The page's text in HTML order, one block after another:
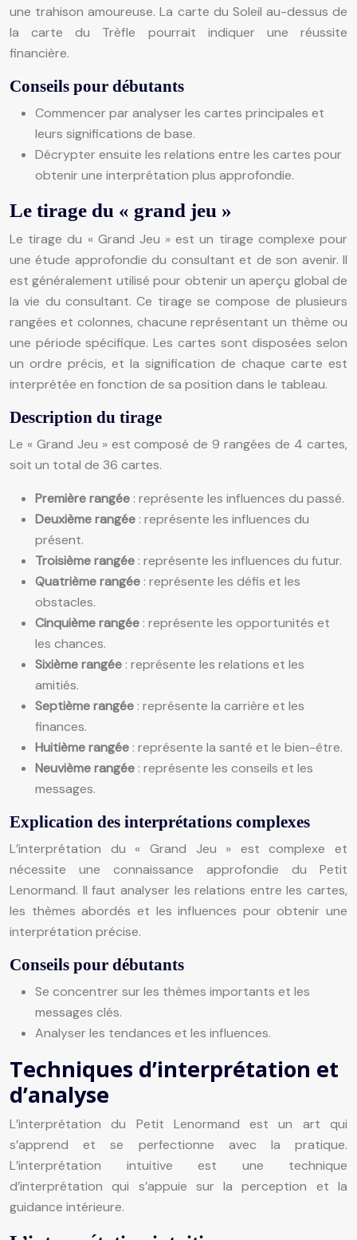
une trahison amoureuse. La carte du Soleil au-dessus de
la carte du Trèfle pourrait indiquer une réussite
financière.
Conseils pour débutants
Commencer par analyser les cartes principales et
leurs significations de base.
Décrypter ensuite les relations entre les cartes pour
obtenir une interprétation plus approfondie.
Le tirage du « grand jeu »
Le tirage du « Grand Jeu » est un tirage complexe pour
une étude approfondie du consultant et de son avenir. Il
est généralement utilisé pour obtenir un aperçu global de
la vie du consultant. Ce tirage se compose de plusieurs
rangées et colonnes, chacune représentant un thème ou
une période spécifique. Les cartes sont disposées selon
un ordre précis, et la signification de chaque carte est
interprétée en fonction de sa position dans le tableau.
Description du tirage
Le « Grand Jeu » est composé de 9 rangées de 4 cartes,
soit un total de 36 cartes.
Première rangée : représente les influences du passé.
Deuxième rangée : représente les influences du
présent.
Troisième rangée : représente les influences du futur.
Quatrième rangée : représente les défis et les
obstacles.
Cinquième rangée : représente les opportunités et
les chances.
Sixième rangée : représente les relations et les
amitiés.
Septième rangée : représente la carrière et les
finances.
Huitième rangée : représente la santé et le bien-être.
Neuvième rangée : représente les conseils et les
messages.
Explication des interprétations complexes
L’interprétation du « Grand Jeu » est complexe et
nécessite une connaissance approfondie du Petit
Lenormand. Il faut analyser les relations entre les cartes,
les thèmes abordés et les influences pour obtenir une
interprétation précise.
Conseils pour débutants
Se concentrer sur les thèmes importants et les
messages clés.
Analyser les tendances et les influences.
Techniques d’interprétation et
d’analyse
L’interprétation du Petit Lenormand est un art qui
s’apprend et se perfectionne avec la pratique.
L’interprétation intuitive est une technique
d’interprétation qui s’appuie sur la perception et la
guidance intérieure.